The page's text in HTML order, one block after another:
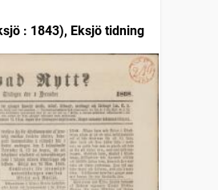
: 1843), Eksjö tidning